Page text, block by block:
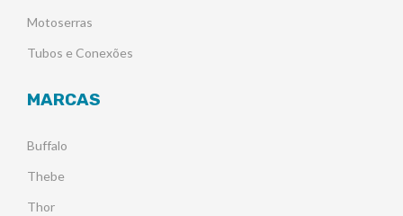
Motoserras
Tubos e Conexões
MARCAS
Buffalo
Thebe
Thor